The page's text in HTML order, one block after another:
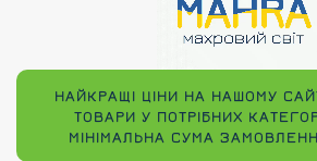
НАЙКРАЩІ ЦІНИ НА НАШОМУ
ТОВАРИ У ПОТРІБНИХ
МІНІМАЛЬНА СУМА